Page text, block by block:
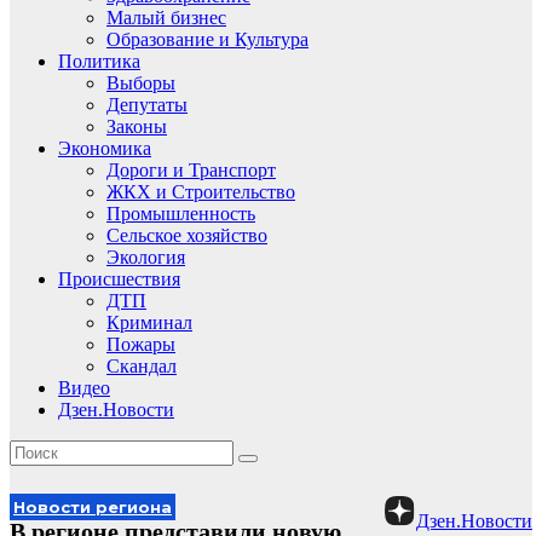
Малый бизнес
Образование и Культура
Политика
Выборы
Депутаты
Законы
Экономика
Дороги и Транспорт
ЖКХ и Строительство
Промышленность
Сельское хозяйство
Экология
Происшествия
ДТП
Криминал
Пожары
Скандал
Видео
Дзен.Новости
Дзен.Новости
Новости региона